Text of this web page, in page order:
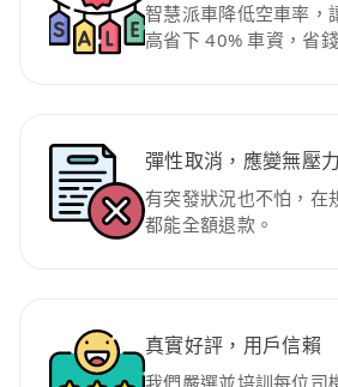
智慧派車降低空車率，
高省下 40% 車資，省
彈性取消，應變無壓力
有突發狀況也不怕，在
都能全額退款。
真實好評，用戶信賴